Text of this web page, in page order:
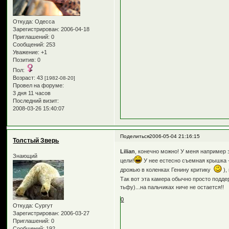
Откуда: Одесса
Зарегистрирован: 2006-04-18
Приглашений: 0
Сообщений: 253
Уважение: +1
Позитив: 0
Пол:
Возраст: 43[1982-08-20]
Провел на форуме:
3 дня 11 часов
Последний визит:
2008-03-26 15:40:07
Поделиться2006-05-04 21:16:15
Толстый Зверь
Знающий
Откуда: Сургут
Зарегистрирован: 2006-03-27
Приглашений: 0
Lilian , конечно можно! У меня например
цели!
У нее естесно съемная крышка
дрожью в коленках Генину критику
),
Так вот эта камера обычно просто
тьфу)...на пальчиках ниче не остается!!
0